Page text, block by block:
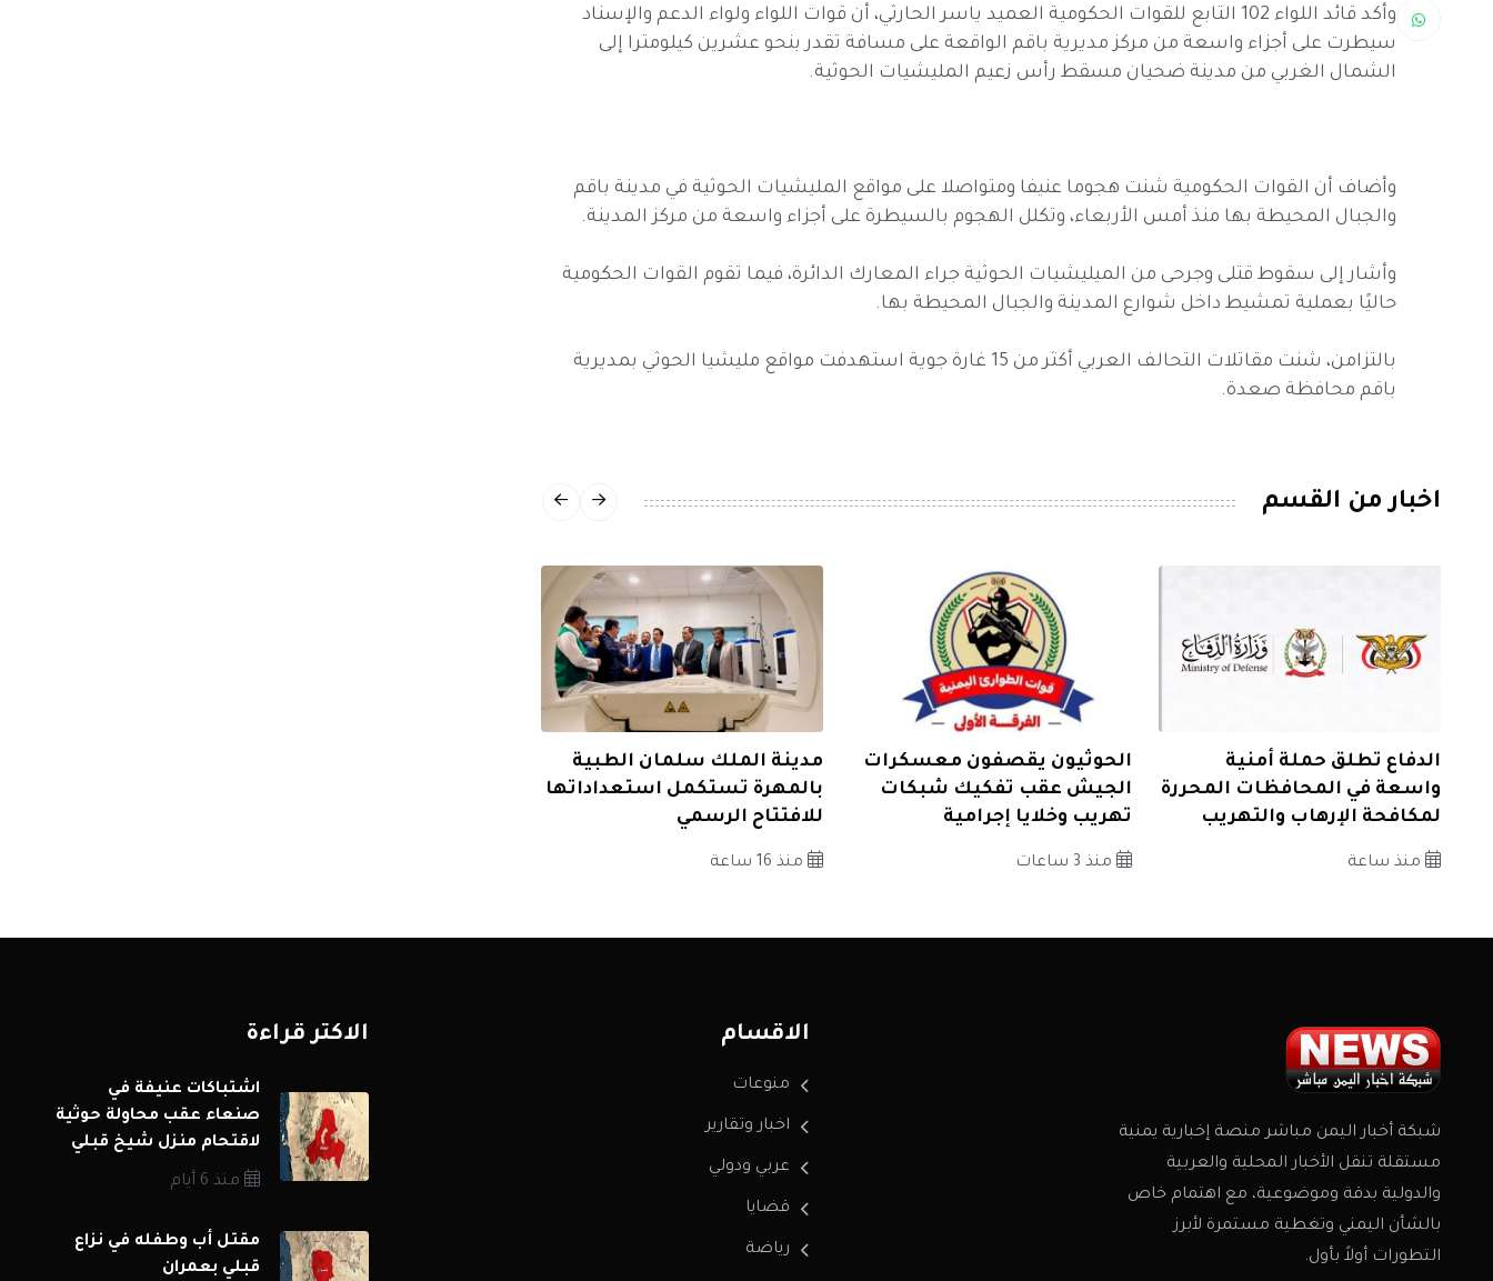
وأكد قائد اللواء 102 التابع للقوات الحكومية العميد ياسر الحارثي، أن قوات اللواء ولواء الدعم والإسناد
سيطرت على أجزاء واسعة من مركز مديرية باقم الواقعة على مسافة تقدر بنحو عشرين كيلومترا إلى
الشمال الغربي من مدينة ضحيان مسقط رأس زعيم المليشيات الحوثية.
وأضاف أن القوات الحكومية شنت هجوما عنيفا ومتواصلا على مواقع المليشيات الحوثية في مدينة باقم
والجبال المحيطة بها منذ أمس الأربعاء، وتكلل الهجوم بالسيطرة على أجزاء واسعة من مركز المدينة.
وأشار إلى سقوط قتلى وجرحى من الميليشيات الحوثية جراء المعارك الدائرة، فيما تقوم القوات الحكومية
حاليًا بعملية تمشيط داخل شوارع المدينة والجبال المحيطة بها.
بالتزامن، شنت مقاتلات التحالف العربي أكثر من 15 غارة جوية استهدفت مواقع مليشيا الحوثي بمديرية
باقم محافظة صعدة.
اخبار من القسم
الدفاع تطلق حملة أمنية
واسعة في المحافظات المحررة
لمكافحة الإرهاب والتهريب
منذ ساعة
الحوثيون يقصفون معسكرات
الجيش عقب تفكيك شبكات
تهريب وخلايا إجرامية
منذ 3 ساعات
مدينة الملك سلمان الطبية
بالمهرة تستكمل استعداداتها
للافتتاح الرسمي
منذ 16 ساعة
شبكة أخبار اليمن مباشر منصة إخبارية يمنية
مستقلة تنقل الأخبار المحلية والعربية
والدولية بدقة وموضوعية، مع اهتمام خاص
بالشأن اليمني وتغطية مستمرة لأبرز
التطورات أولاً بأول.
الاقسام
منوعات
اخبار وتقارير
عربي ودولي
قضايا
رياضة
الاكثر قراءة
اشتباكات عنيفة في
صنعاء عقب محاولة حوثية
لاقتحام منزل شيخ قبلي
منذ 6 أيام
مقتل أب وطفله في نزاع
قبلي بعمران